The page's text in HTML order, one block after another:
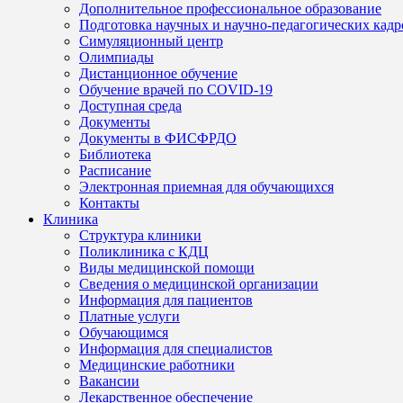
Дополнительное профессиональное образование
Подготовка научных и научно-педагогических
Симуляционный центр
Олимпиады
Дистанционное обучение
Обучение врачей по COVID-19
Доступная среда
Документы
Документы в ФИСФРДО
Библиотека
Расписание
Электронная приемная для обучающихся
Контакты
Клиника
Структура клиники
Поликлиника с КДЦ
Виды медицинской помощи
Сведения о медицинской организации
Информация для пациентов
Платные услуги
Обучающимся
Информация для специалистов
Медицинские работники
Вакансии
Лекарственное обеспечение